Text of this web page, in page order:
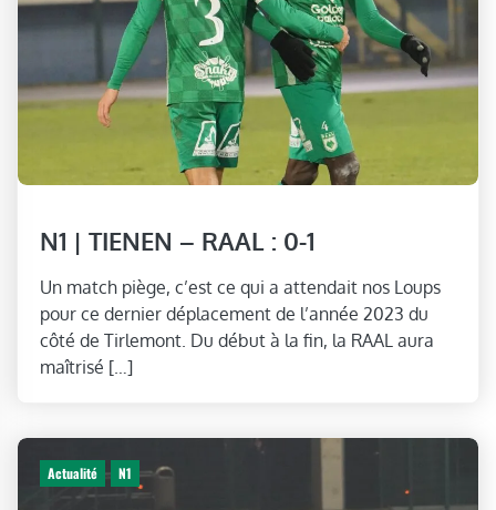
N1 | TIENEN – RAAL : 0-1
Un match piège, c’est ce qui a attendait nos Loups
pour ce dernier déplacement de l’année 2023 du
côté de Tirlemont. Du début à la fin, la RAAL aura
maîtrisé […]
Actualité N1